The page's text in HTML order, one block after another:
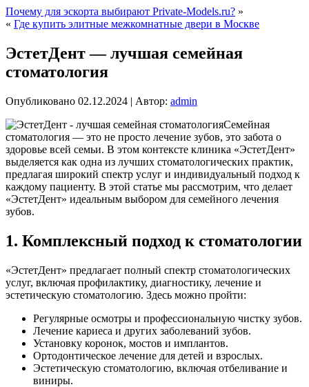
Почему для эскорта выбирают Private-Models.ru? »
« Где купить элитные межкомнатные двери в Москве
ЭстетДент — лучшая семейная
стоматология
Опубликовано 02.12.2024 | Автор: admin
Семейная
стоматология — это не просто лечение зубов, это забота о
здоровье всей семьи. В этом контексте клиника «ЭстетДент»
выделяется как одна из лучших стоматологических практик,
предлагая широкий спектр услуг и индивидуальный подход к
каждому пациенту. В этой статье мы рассмотрим, что делает
«ЭстетДент» идеальным выбором для семейного лечения
зубов.
1. Комплексный подход к стоматологии
«ЭстетДент» предлагает полный спектр стоматологических
услуг, включая профилактику, диагностику, лечение и
эстетическую стоматологию. Здесь можно пройти:
Регулярные осмотры и профессиональную чистку зубов.
Лечение кариеса и других заболеваний зубов.
Установку коронок, мостов и имплантов.
Ортодонтическое лечение для детей и взрослых.
Эстетическую стоматологию, включая отбеливание и
виниры.